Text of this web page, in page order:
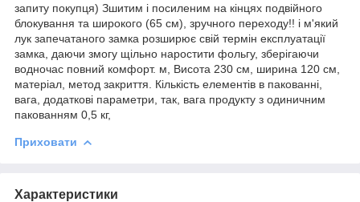
запиту покупця) Зшитим і посиленим на кінцях подвійного
блокування та широкого (65 см), зручного переходу!! і м'який
лук запечатаного замка розширює свій термін експлуатації
замка, даючи змогу щільно наростити фольгу, зберігаючи
водночас повний комфорт. м, Висота 230 см, ширина 120 см,
матеріал, метод закриття. Кількість елементів в пакованні,
вага, додаткові параметри, так, вага продукту з одиничним
пакованням 0,5 кг,
Приховати
Характеристики